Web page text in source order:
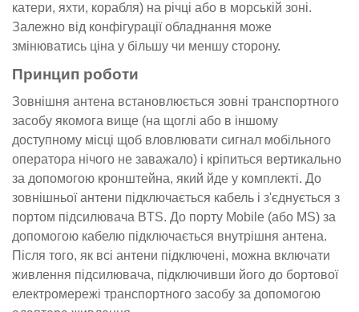
катери, яхти, корабля) на річці або в морській зоні.
Залежно від конфігурації обладнання може
змінюватись ціна у більшу чи меншу сторону.
Принцип роботи
Зовнішня антена встановлюється зовні транспортного
засобу якомога вище (на щоглі або в іншому
доступному місці щоб вловлювати сигнал мобільного
оператора нічого не заважало) і кріпиться вертикально
за допомогою кронштейна, який йде у комплекті. До
зовнішньої антени підключається кабель і з'єднується з
портом підсилювача BTS. До порту Mobile (або MS) за
допомогою кабелю підключається внутрішня антена.
Після того, як всі антени підключені, можна включати
живлення підсилювача, підключивши його до бортової
електромережі транспортного засобу за допомогою